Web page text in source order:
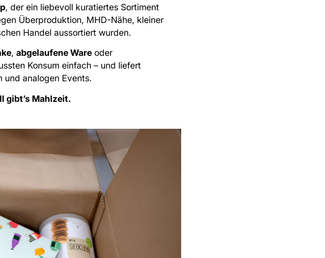
, der ein liebevoll kuratiertes Sortiment
Überproduktion, MHD-Nähe, kleiner
Handel aussortiert wurden.
, abgelaufene Wareoder
Konsum einfach – und liefert
und analogen Events.
gibt’s Mahlzeit.